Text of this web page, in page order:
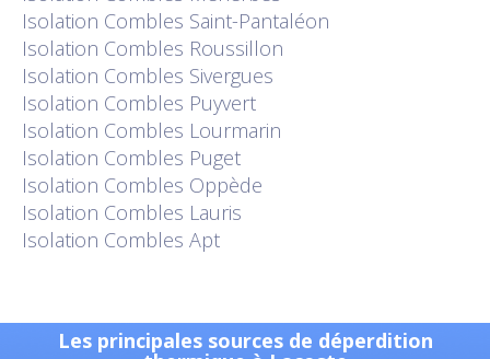
Isolation Combles Saint-Pantaléon
Isolation Combles Roussillon
Isolation Combles Sivergues
Isolation Combles Puyvert
Isolation Combles Lourmarin
Isolation Combles Puget
Isolation Combles Oppède
Isolation Combles Lauris
Isolation Combles Apt
Les principales sources de déperdition